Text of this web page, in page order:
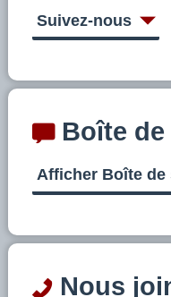
Suivez-nous
Boîte de
Afficher Boîte de
Nous